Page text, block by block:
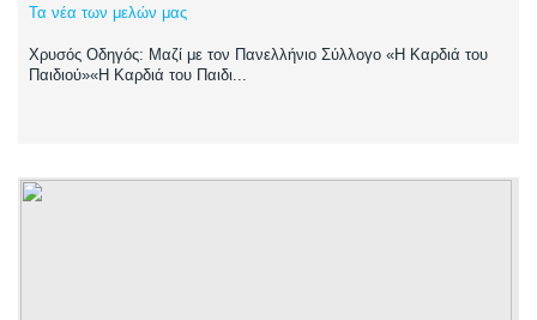
Τα νέα των μελών μας
Χρυσός Οδηγός: Μαζί με τον Πανελλήνιο Σύλλογο «Η Καρδιά του
Παιδιού»«Η Καρδιά του Παιδι...